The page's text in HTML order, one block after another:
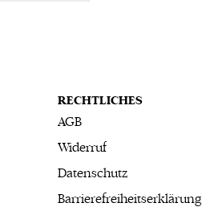
RECHTLICHES
AGB
Widerruf
Datenschutz
Barrierefreiheitserklärung